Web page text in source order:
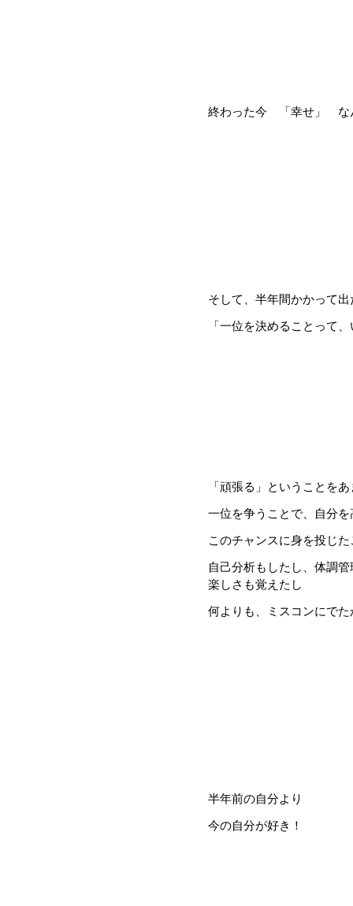
終わった今 「幸せ」 な
そして、半年間かかって
「一位を決めることって
「頑張る」ということを
一位を争うことで、自分
このチャンスに身を投じた
自己分析もしたし、体調
楽しさも覚えたし
何よりも、ミスコンにで
半年前の自分より
今の自分が好き！